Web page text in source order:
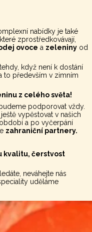
nabídky je také
zprostředkovávají,
ovoce a zeleniny od
když není k dostání
to především v zimním
z celého světa!
podporovat vždy.
vypěstovat v našich
a po vyčerpání
zahraniční partnery.
kvalitu, čerstvost
neváhejte nás
uděláme